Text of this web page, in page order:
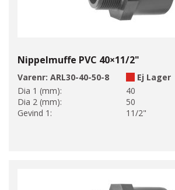
Nippelmuffe PVC 40×11/2"
Varenr: ARL30-40-50-8
Ej Lager
Dia 1 (mm):
40
Dia 2 (mm):
50
Gevind 1:
11/2"